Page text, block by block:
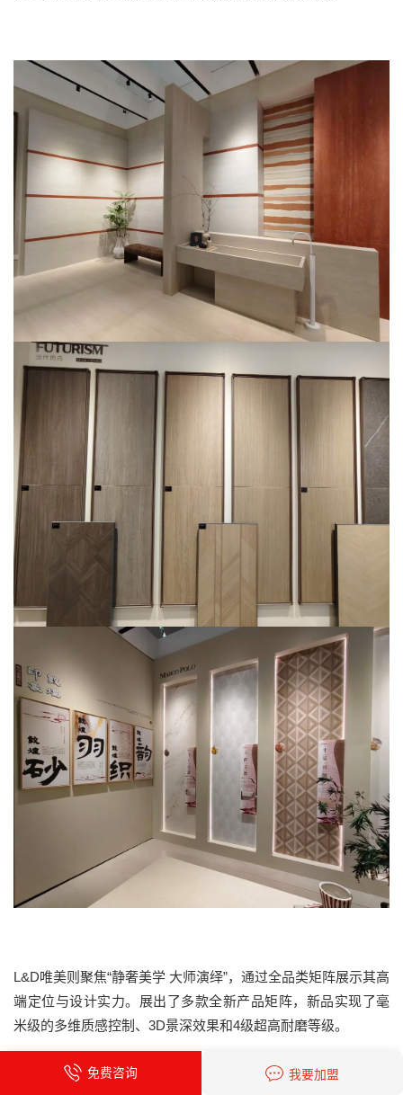
L&D唯美则聚焦“静奢美学 大师演绎”，通过全品类矩阵展示其高
端定位与设计实力。展出了多款全新产品矩阵，新品实现了毫
米级的多维质感控制、3D景深效果和4级超高耐磨等级。
免费咨询 我要加盟